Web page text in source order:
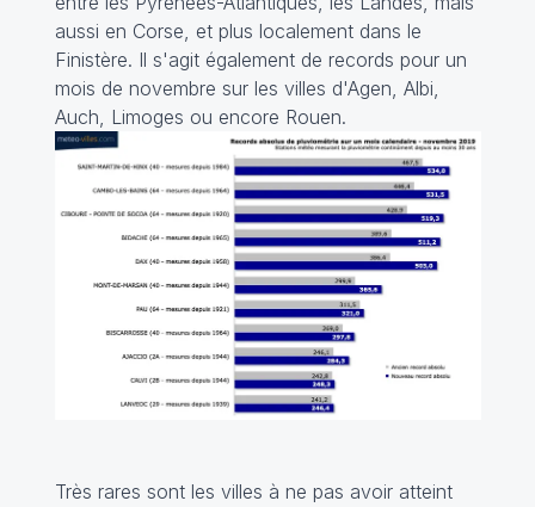
aussi en Corse, et plus localement dans le
Finistère. Il s'agit également de records pour un
mois de novembre sur les villes d'Agen, Albi,
Auch, Limoges ou encore Rouen.
Très rares sont les villes à ne pas avoir atteint